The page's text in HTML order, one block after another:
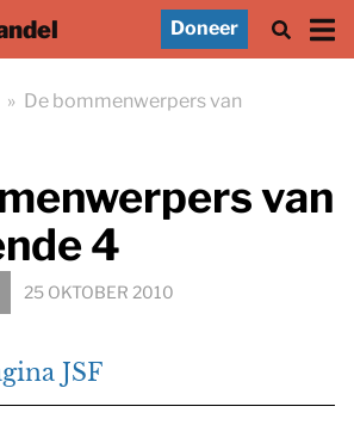
Doneer
» De bommenwerpers van
van
4
25 OKTOBER 2010
JSF